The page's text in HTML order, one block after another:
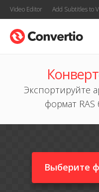
Video Editor Add Subtitles to
Экспортируйте
формат
Выберите